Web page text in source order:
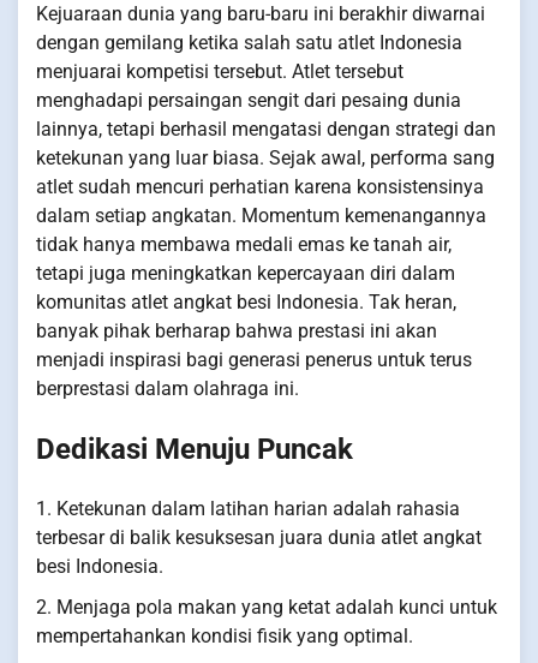
Kejuaraan dunia yang baru-baru ini berakhir diwarnai
dengan gemilang ketika salah satu atlet Indonesia
menjuarai kompetisi tersebut. Atlet tersebut
menghadapi persaingan sengit dari pesaing dunia
lainnya, tetapi berhasil mengatasi dengan strategi dan
ketekunan yang luar biasa. Sejak awal, performa sang
atlet sudah mencuri perhatian karena konsistensinya
dalam setiap angkatan. Momentum kemenangannya
tidak hanya membawa medali emas ke tanah air,
tetapi juga meningkatkan kepercayaan diri dalam
komunitas atlet angkat besi Indonesia. Tak heran,
banyak pihak berharap bahwa prestasi ini akan
menjadi inspirasi bagi generasi penerus untuk terus
berprestasi dalam olahraga ini.
Dedikasi Menuju Puncak
1. Ketekunan dalam latihan harian adalah rahasia
terbesar di balik kesuksesan juara dunia atlet angkat
besi Indonesia.
2. Menjaga pola makan yang ketat adalah kunci untuk
mempertahankan kondisi fisik yang optimal.